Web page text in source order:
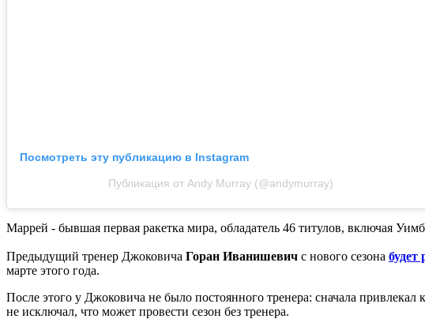
Посмотреть эту публикацию в Instagram
Публикация от Andy Murray (@andymurray)
Маррей - бывшая первая ракетка мира, обладатель 46 титулов, включая
Предыдущий тренер Джоковича Горан Иванишевич с нового сезона будет
марте этого года.
После этого у Джоковича не было постоянного тренера: сначала привлекал
не исключал, что может провести сезон без тренера.